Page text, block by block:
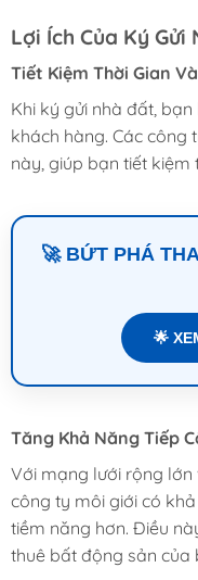
Lợi Ích Của Ký
Tiết Kiệm Thời Gian
Khi ký gửi nhà đất,
khách hàng. Các công
này, giúp bạn tiết kiệm
🚀 BỨT PHÁ
🌟
Tăng Khả Năng Tiếp
Với mạng lưới rộng lớn
công ty môi giới có
tiềm năng hơn. Điều
thuê bất động sản của